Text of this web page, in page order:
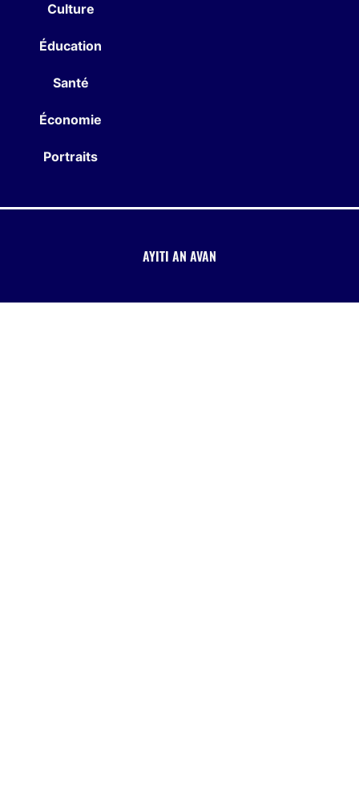
Culture
Éducation
Santé
Économie
Portraits
AYITI AN AVAN